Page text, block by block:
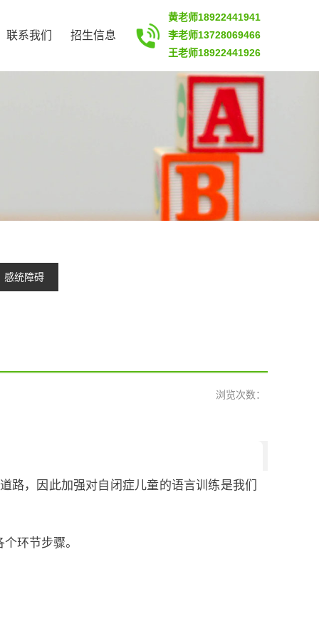
联系我们 招生信息
黄老师18922441941
李老师13728069466
王老师18922441926
感统障碍
浏览次数：
路，因此加强对自闭症儿童的语言训练是我们
环节步骤。